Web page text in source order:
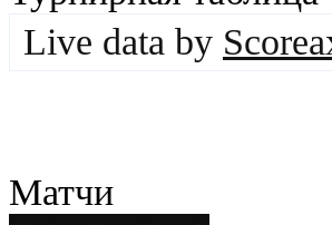
Live data by
Матчи